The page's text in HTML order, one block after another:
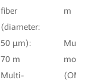
fiber
(diameter:
50 μm):
70 m
Multi-
m
Multi-
mode